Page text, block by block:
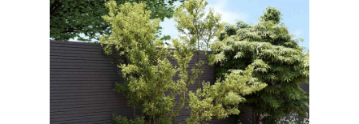
produktu
je
0,0
z
5
hvězdiček.